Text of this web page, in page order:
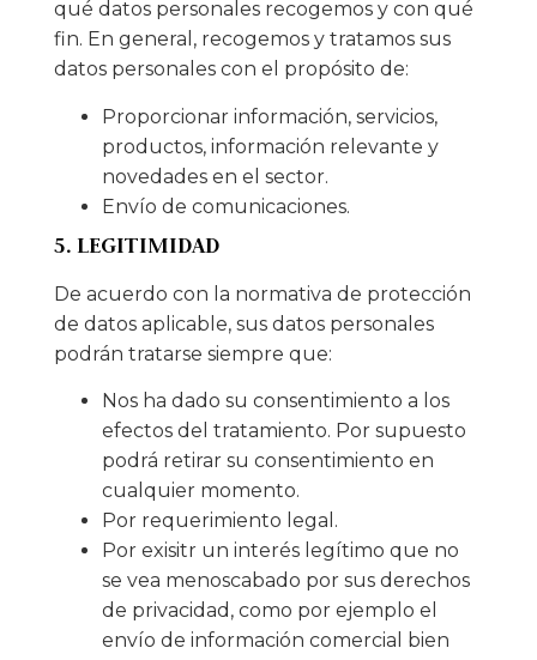
qué datos personales recogemos y con qué
fin. En general, recogemos y tratamos sus
datos personales con el propósito de:
Proporcionar información, servicios,
productos, información relevante y
novedades en el sector.
Envío de comunicaciones.
5. LEGITIMIDAD
De acuerdo con la normativa de protección
de datos aplicable, sus datos personales
podrán tratarse siempre que:
Nos ha dado su consentimiento a los
efectos del tratamiento. Por supuesto
podrá retirar su consentimiento en
cualquier momento.
Por requerimiento legal.
Por exisitr un interés legítimo que no
se vea menoscabado por sus derechos
de privacidad, como por ejemplo el
envío de información comercial bien